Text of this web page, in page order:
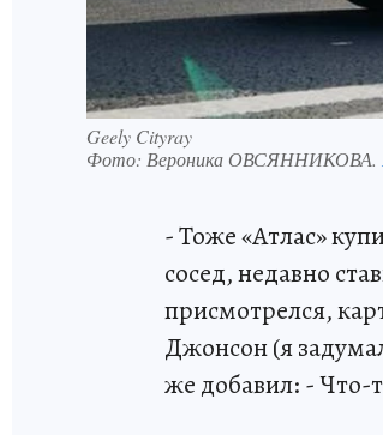
Geely Cityray
Фото: Вероника ОВСЯННИКОВА.
- Тоже «Атлас»
сосед, недавно
присмотрелся,
Джонсон (я
же добавил: - Что-